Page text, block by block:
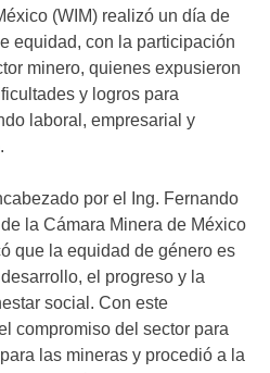
(WIM) realizó un día de
equidad, con la participación
minero, quienes expusieron
y logros para
laboral, empresarial y
por el Ing. Fernando
la Cámara Minera de México
que la equidad de género es
el progreso y la
social. Con este
compromiso del sector para
las mineras y procedió a la